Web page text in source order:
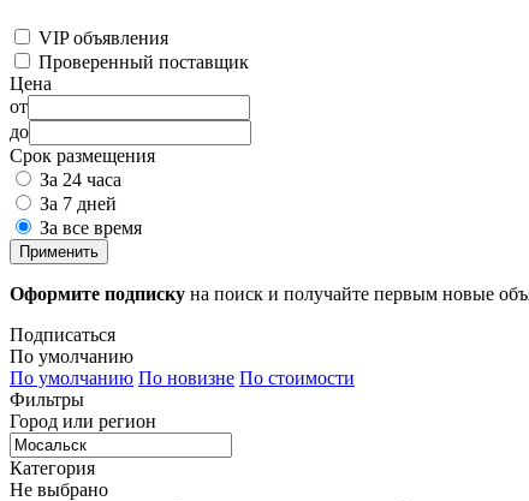
VIP объявления
Проверенный поставщик
Цена
от
до
Срок размещения
За 24 часа
За 7 дней
За все время
Применить
Оформите подписку на поиск и получайте первым новые
Подписаться
По умолчанию
По умолчанию По новизне По стоимости
Фильтры
Город или регион
Категория
Не выбрано